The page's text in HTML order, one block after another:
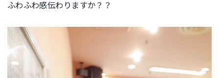
ふわふわ感伝わりますか？？